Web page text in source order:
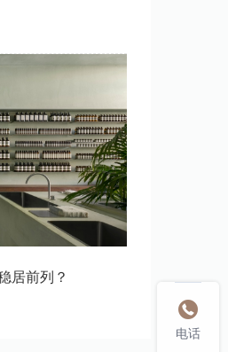
居前列？

电话